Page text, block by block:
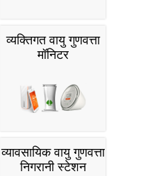
व्यक्तिगत वायु गुणवत्ता
मॉनिटर
व्यावसायिक वायु गुणवत्ता
निगरानी स्टेशन